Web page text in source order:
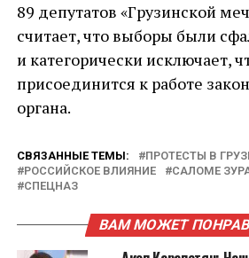
89 депутатов «Грузинской
считает, что выборы были
и категорически исключает,
присоединится к работе
органа.
СВЯЗАННЫЕ ТЕМЫ: ПРОТЕСТЫ В
РОССИЙСКОЕ ВЛИЯНИЕ
САЛОМЕ
СПЕЦНАЗ
ВАМ МОЖЕТ